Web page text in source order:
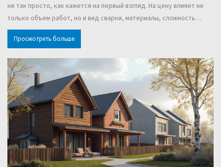
не так просто, как кажется на первый взгляд. На цену влияет не
только объем работ, но и вид сварки, материалы, сложность
конструкции и даже опыт мастера. В статье разберем, что стоит
за разными расценками и на что обратить внимание, чтобы не
конкретные советы для тех, кто ищет или заказывает сварку.
Просмотреть больше